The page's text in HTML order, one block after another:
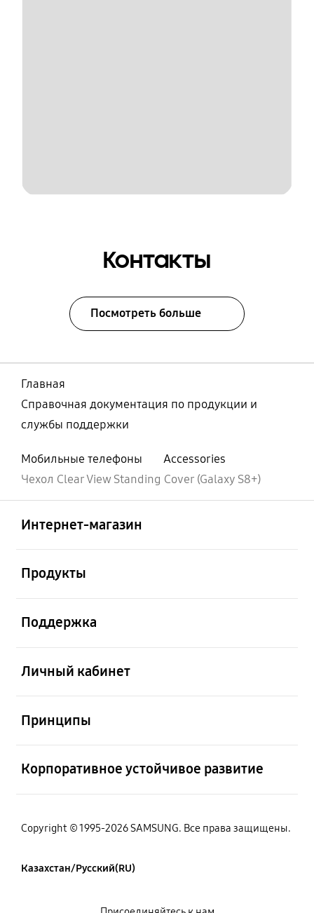
Контакты
Посмотреть больше
Главная
Справочная документация по продукции и
службы поддержки
Мобильные телефоны
Accessories
Чехол Clear View Standing Cover (Galaxy S8+)
Интернет-магазин
Продукты
Поддержка
Личный кабинет
Принципы
Корпоративное устойчивое развитие
Copyright © 1995-2026 SAMSUNG. Все права защищены.
Казахстан/Русский(RU)